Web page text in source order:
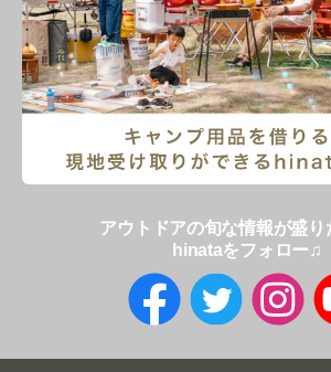
アウトドアの旬な情報が盛り
hinataをフォロー♫